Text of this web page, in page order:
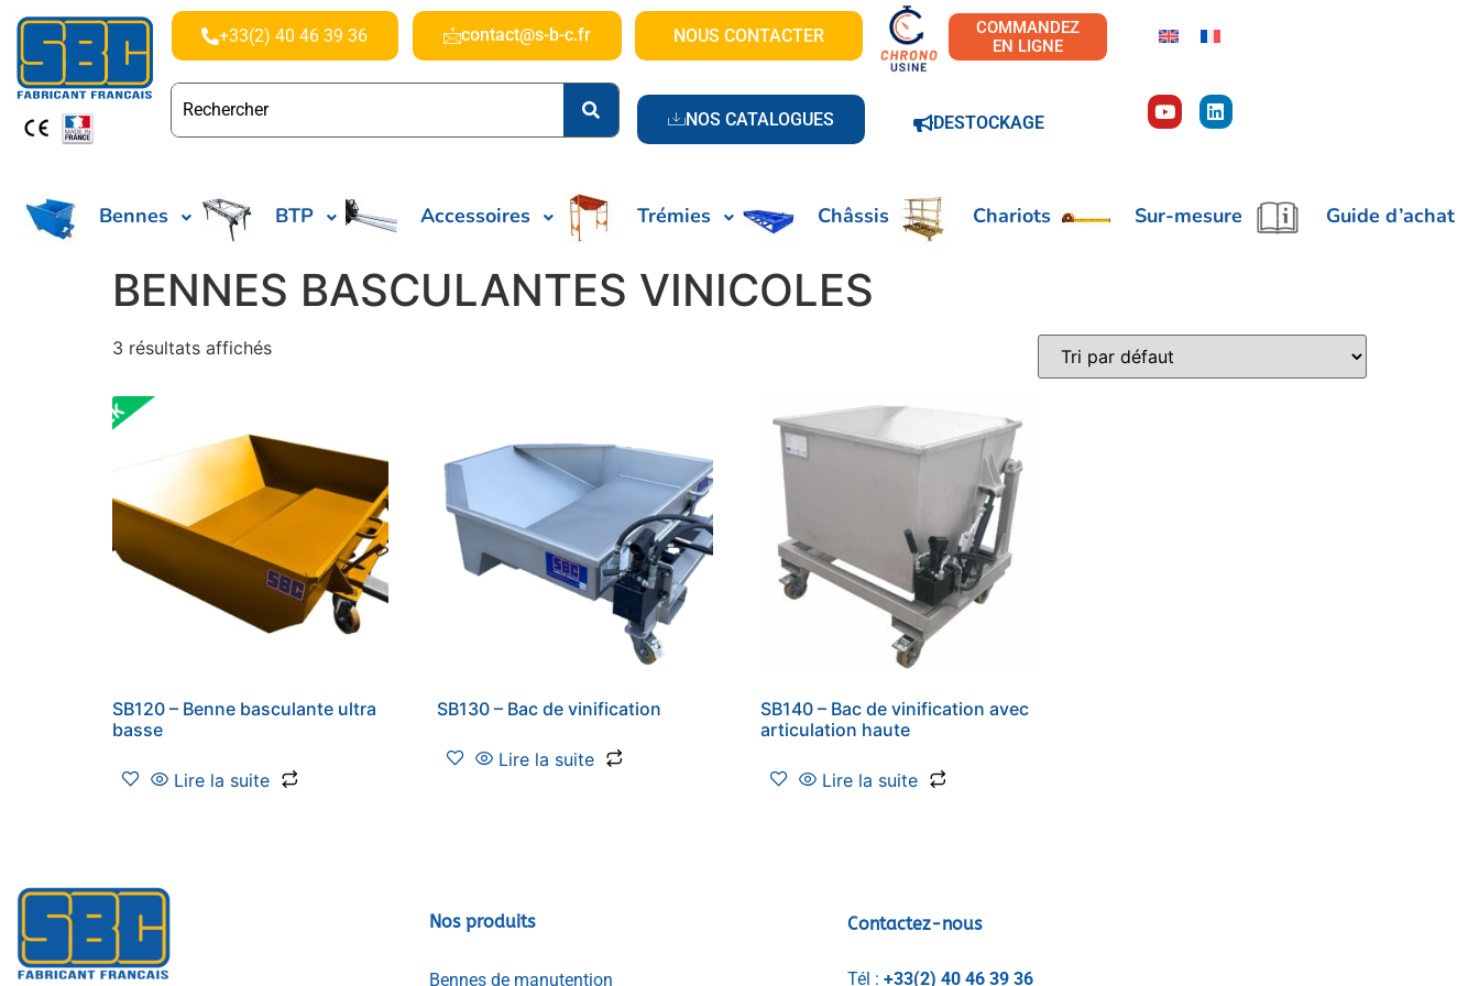
+33(2) 40 46 39 36 contact@s-b-c.fr NOUS CONTACTER
NOS CATALOGUES
COMMANDEZ
EN LIGNE
DESTOCKAGE
Bennes BTP Accessoires Trémies Châssis Chariots Sur-mesure Guide d’achat
BENNES BASCULANTES VINICOLES
3 résultats affichés
SB120 – Benne basculante ultra
basse
Lire la suite
SB130 – Bac de vinification
Lire la suite
SB140 – Bac de vinification avec
articulation haute
Lire la suite
Nos produits
Bennes de manutention
Contactez-nous
Tél : +33(2) 40 46 39 36